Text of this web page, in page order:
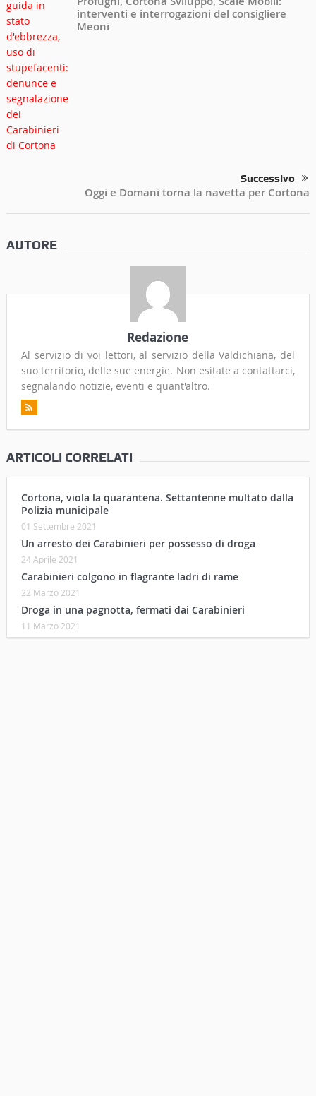
interventi e interrogazioni del consigliere
Meoni
Successivo
Oggi e Domani torna la navetta per Cortona
AUTORE
Redazione
Al servizio di voi lettori, al servizio della Valdichiana, del
suo territorio, delle sue energie. Non esitate a contattarci,
segnalando notizie, eventi e quant'altro.
ARTICOLI CORRELATI
Cortona, viola la quarantena. Settantenne multato dalla
Polizia municipale
01 Settembre 2021
Un arresto dei Carabinieri per possesso di droga
24 Aprile 2021
Carabinieri colgono in flagrante ladri di rame
22 Marzo 2021
Droga in una pagnotta, fermati dai Carabinieri
11 Marzo 2021